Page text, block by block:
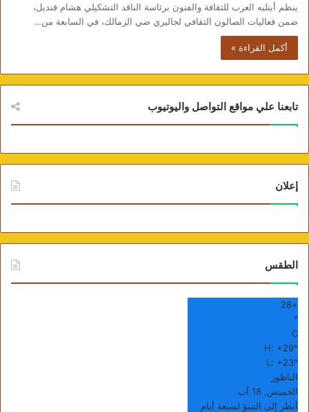
ينظم أيتليه العرب للثقافة والفنون برئاسة الناقد التشكيلي هشام قنديل،
ضمن فعاليات الصالون الثقافي لجاليري ضي الزمالك، في السابعة من…
أكمل القراءة »
تابعنا علي مواقع التواصل واليوتيوب
إعلان
الطقس
+
28
°
C
H: +29°
L: +23°
الناظور
الخميس, 18 آب
أنظر إلى التنبؤ لسبعة أيام